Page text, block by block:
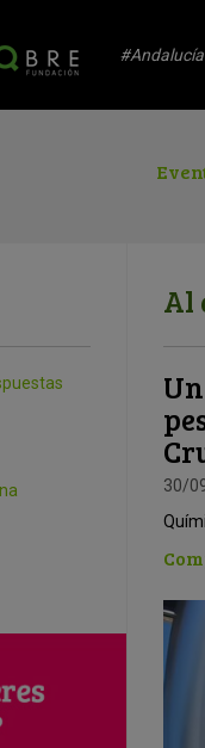
Al
30/